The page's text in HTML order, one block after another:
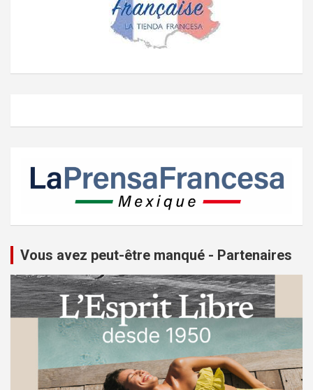
Vous avez peut-être manqué - Partenaires